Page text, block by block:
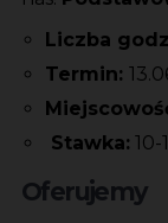
Liczba
Termin:
Stawka: 10-
Oferujemy